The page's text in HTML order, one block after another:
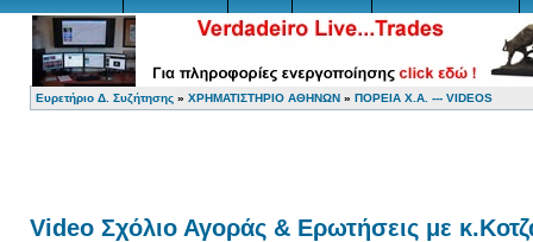
Ευρετήριο Δ. Συζήτησης » ΧΡΗΜΑΤΙΣΤΗΡΙΟ ΑΘΗΝΩΝ » ΠΟΡΕΙΑ Χ.Α. --- VIDEOS
Video Σχόλιο Αγοράς & Ερωτήσεις με